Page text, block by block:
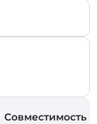
Совместимость